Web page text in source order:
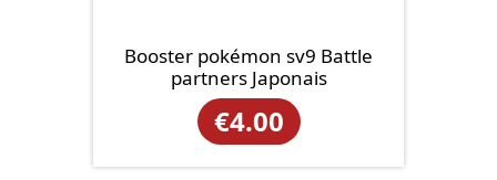
Booster pokémon sv9 Battle
partners Japonais
€4.00